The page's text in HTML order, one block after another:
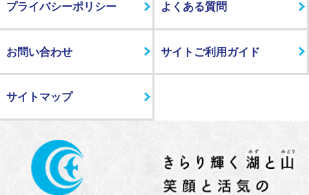
プライバシーポリシー よくある質問
お問い合わせ サイトご利用ガイド
サイトマップ